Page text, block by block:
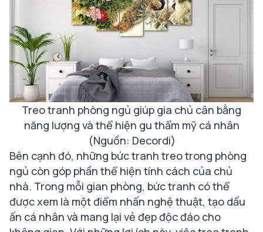
Treo tranh phòng ngủ giúp gia chủ cân bằng
năng lượng và thể hiện gu thẩm mỹ cá nhân
(Nguồn: Decordi)
Bên cạnh đó, những bức tranh treo trong phòng
ngủ còn góp phần thể hiện tính cách của chủ
nhà. Trong mỗi gian phòng, bức tranh có thể
được xem là một điểm nhấn nghệ thuật, tạo dấu
ấn cá nhân và mang lại vẻ đẹp độc đáo cho